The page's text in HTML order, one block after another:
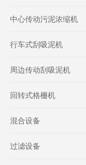
中心传动污泥浓缩机
行车式刮吸泥机
周边传动刮吸泥机
回转式格栅机
混合设备
过滤设备